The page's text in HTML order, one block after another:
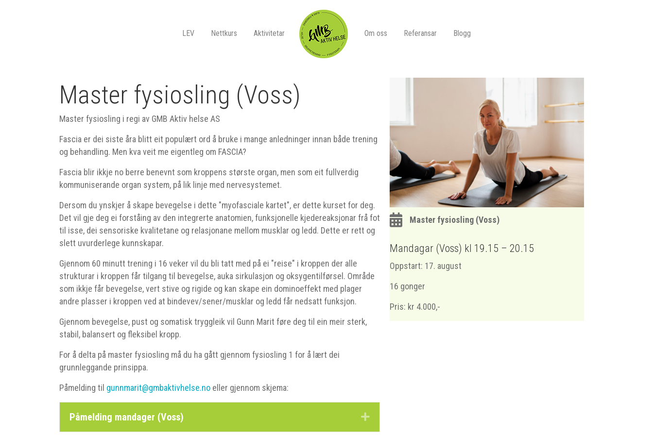
LEV Nettkurs Aktivitetar Om oss Referansar Blogg
Master fysiosling (Voss)
Master fysiosling i regi av GMB Aktiv helse AS
Fascia er dei siste åra blitt eit populært ord å bruke i mange anledninger innan både trening
og behandling. Men kva veit me eigentleg om FASCIA?
Fascia blir ikkje no berre benevnt som kroppens største organ, men som eit fullverdig
kommuniserande organ system, på lik linje med nervesystemet.
Dersom du ynskjer å skape bevegelse i dette "myofasciale kartet", er dette kurset for deg.
Det vil gje deg ei forståing av den integrerte anatomien, funksjonelle kjedereaksjonar frå fot
til isse, dei sensoriske kvalitetane og relasjonane mellom musklar og ledd. Dette er rett og
slett uvurderlege kunnskapar.
Gjennom 60 minutt trening i 16 veker vil du bli tatt med på ei "reise" i kroppen der alle
strukturar i kroppen får tilgang til bevegelse, auka sirkulasjon og oksygentilførsel. Område
som ikkje får bevegelse, vert stive og rigide og kan skape ein dominoeffekt med plager
andre plasser i kroppen ved at bindevev/sener/musklar og ledd får nedsatt funksjon.
Gjennom bevegelse, pust og somatisk tryggleik vil Gunn Marit føre deg til ein meir sterk,
stabil, balansert og fleksibel kropp.
For å delta på master fysiosling må du ha gått gjennom fysiosling 1 for å lært dei
grunnleggande prinsippa.
Påmelding til gunnmarit@gmbaktivhelse.no eller gjennom skjema:
Påmelding mandager (Voss) Expand
Master fysiosling (Voss)
Mandagar (Voss) kl 19.15 – 20.15
Oppstart: 17. august
16 gonger
Pris: kr 4.000,-